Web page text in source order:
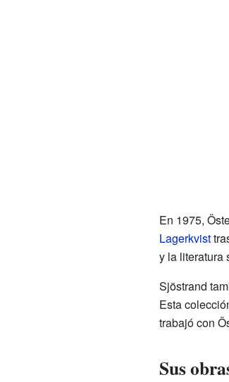
En 1975,
Lagerkvist
y la literatura
Sjöstrand
Esta
trabajó con
Sus